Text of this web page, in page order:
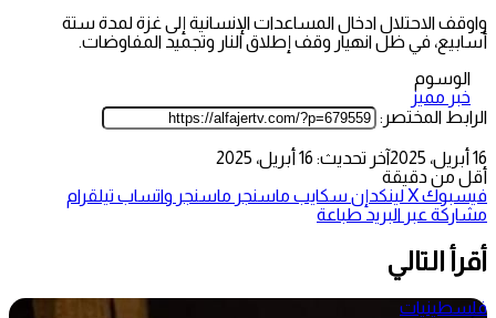
واوقف الاحتلال ادخال المساعدات الإنسانية إلى غزة لمدة ستة
أسابيع، في ظل انهيار وقف إطلاق النار وتجميد المفاوضات.
الوسوم
خبر مميز
الرابط المختصر:
16 أبريل، 2025
آخر تحديث: 16 أبريل، 2025
أقل من دقيقة
فيسبوك‫Xلينكدإن سكايب ماسنجر ماسنجر واتساب تيلقرام
مشاركة عبر البريد طباعة
أقرأ التالي
فلسطينيات